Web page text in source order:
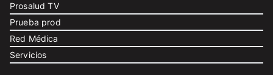
Prosalud TV
Prueba prod
Red Médica
Servicios